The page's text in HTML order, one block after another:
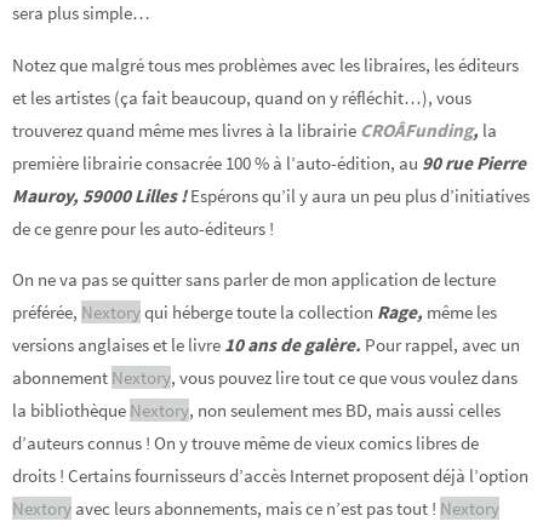
sera plus simple…
Notez que malgré tous mes problèmes avec les libraires, les éditeurs
et les artistes (ça fait beaucoup, quand on y réfléchit…), vous
trouverez quand même mes livres à la librairie CROÂFunding, la
première librairie consacrée 100 % à l’auto-édition, au 90 rue Pierre
Mauroy, 59000 Lilles !Espérons qu’il y aura un peu plus d’initiatives
de ce genre pour les auto-éditeurs !
On ne va pas se quitter sans parler de mon application de lecture
préférée, Nextoryqui héberge toute la collection Rage, même les
versions anglaises et le livre 10 ans de galère. Pour rappel, avec un
abonnement Nextory, vous pouvez lire tout ce que vous voulez dans
la bibliothèque Nextory, non seulement mes BD, mais aussi celles
d’auteurs connus ! On y trouve même de vieux comics libres de
droits ! Certains fournisseurs d’accès Internet proposent déjà l’option
Nextory avec leurs abonnements, mais ce n’est pas tout ! Nextory